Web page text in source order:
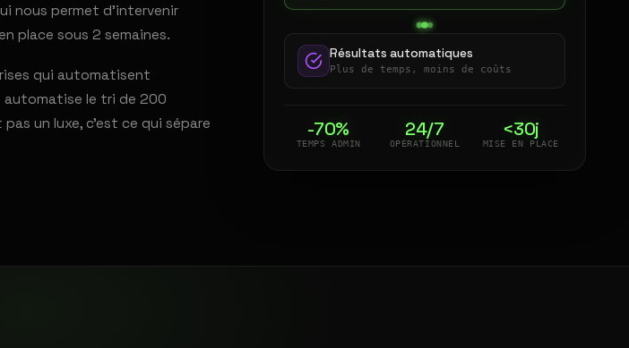
nous permet d'intervenir
place sous 2 semaines.
qui automatisent
automatise le tri de 200
un luxe, c'est ce qui sépare
Résultats automatiques
Plus de temps, moins de coûts
-70%
TEMPS ADMIN
24/7
OPÉRATIONNEL
<30j
MISE EN PLACE